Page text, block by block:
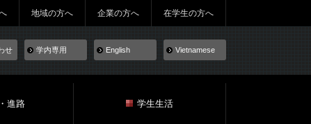
地域の方へ 企業の方へ 在学生の方へ
せ 学内専用 English Vietnamese
進路 学生生活